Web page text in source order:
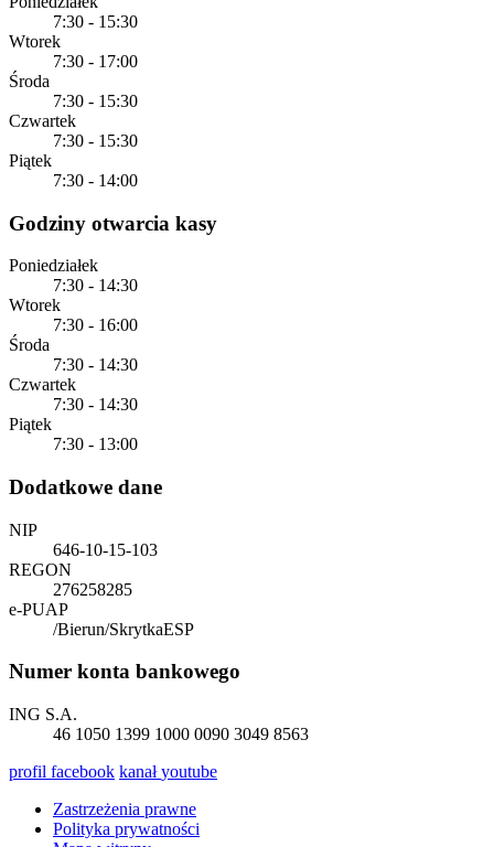
7:30 - 15:30
Wtorek
7:30 - 17:00
Środa
7:30 - 15:30
Czwartek
7:30 - 15:30
Piątek
7:30 - 14:00
Godziny otwarcia kasy
Poniedziałek
7:30 - 14:30
Wtorek
7:30 - 16:00
Środa
7:30 - 14:30
Czwartek
7:30 - 14:30
Piątek
7:30 - 13:00
Dodatkowe dane
NIP
646-10-15-103
REGON
276258285
e-PUAP
/Bierun/SkrytkaESP
Numer konta bankowego
ING S.A.
46 1050 1399 1000 0090 3049 8563
profil facebook kanałyoutube
Zastrzeżenia prawne
Polityka prywatności